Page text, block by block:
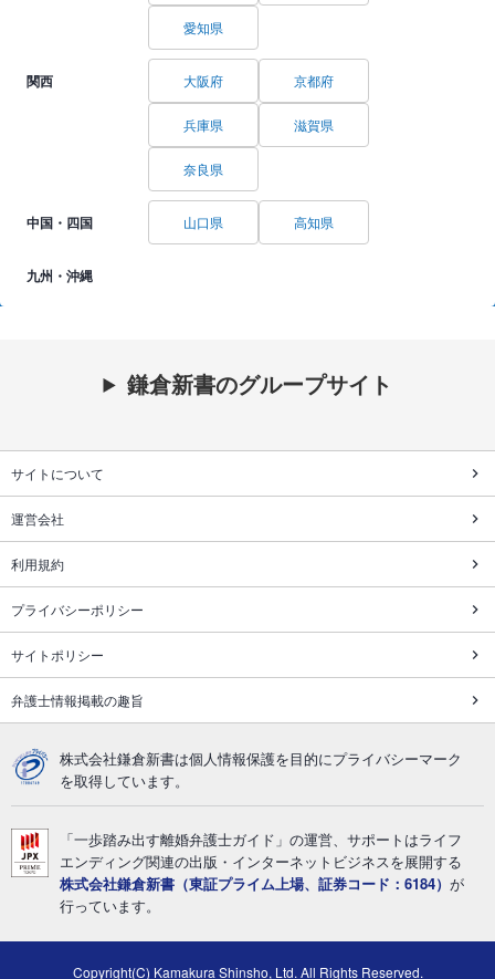
愛知県
関西 大阪府 京都府
兵庫県 滋賀県
奈良県
中国・四国 山口県 高知県
九州・沖縄
鎌倉新書のグループサイト
サイトについて
運営会社
利用規約
プライバシーポリシー
サイトポリシー
弁護士情報掲載の趣旨
株式会社鎌倉新書は個人情報保護を目的にプライバシーマーク
を取得しています。
「一歩踏み出す離婚弁護士ガイド」の運営、サポートはライフ
エンディング関連の出版・インターネットビジネスを展開する
株式会社鎌倉新書（東証プライム上場、証券コード：6184） が
行っています。
Copyright(C) Kamakura Shinsho, Ltd. All Rights Reserved.